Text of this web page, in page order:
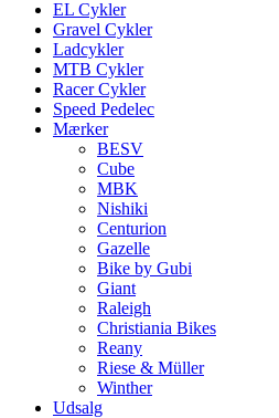
EL Cykler
Gravel Cykler
Ladcykler
MTB Cykler
Racer Cykler
Speed Pedelec
Mærker
BESV
Cube
MBK
Nishiki
Centurion
Gazelle
Bike by Gubi
Giant
Raleigh
Christiania Bikes
Reany
Riese & Müller
Winther
Udsalg